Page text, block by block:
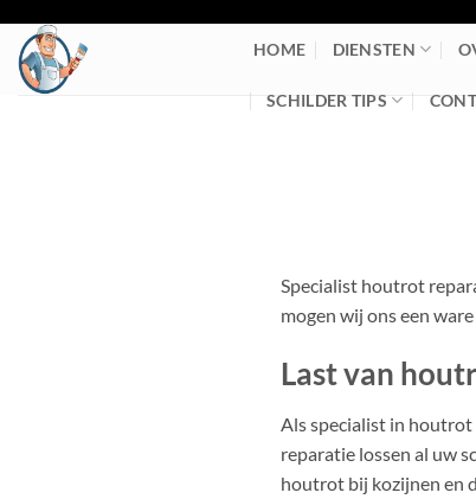
naar
inhoud
HOME DIENSTEN
SCHILDER TIPS
Specialist houtrot
mogen wij ons een
Last van
Als specialist in houtrot
reparatie lossen al uw
houtrot bij kozijnen en